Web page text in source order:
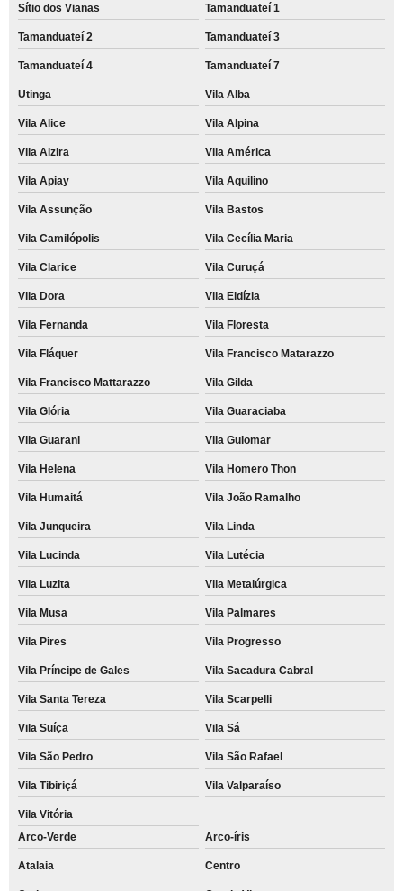
Sítio dos Vianas Tamanduateí 1
Tamanduateí 2 Tamanduateí 3
Tamanduateí 4 Tamanduateí 7
Utinga Vila Alba
Vila Alice Vila Alpina
Vila Alzira Vila América
Vila Apiay Vila Aquilino
Vila Assunção Vila Bastos
Vila Camilópolis Vila Cecília Maria
Vila Clarice Vila Curuçá
Vila Dora Vila Eldízia
Vila Fernanda Vila Floresta
Vila Fláquer Vila Francisco Matarazzo
Vila Francisco Mattarazzo Vila Gilda
Vila Glória Vila Guaraciaba
Vila Guarani Vila Guiomar
Vila Helena Vila Homero Thon
Vila Humaitá Vila João Ramalho
Vila Junqueira Vila Linda
Vila Lucinda Vila Lutécia
Vila Luzita Vila Metalúrgica
Vila Musa Vila Palmares
Vila Pires Vila Progresso
Vila Príncipe de Gales Vila Sacadura Cabral
Vila Santa Tereza Vila Scarpelli
Vila Suíça Vila Sá
Vila São Pedro Vila São Rafael
Vila Tibiriçá Vila Valparaíso
Vila Vitória
Arco-Verde
Arco-íris
Atalaia Centro